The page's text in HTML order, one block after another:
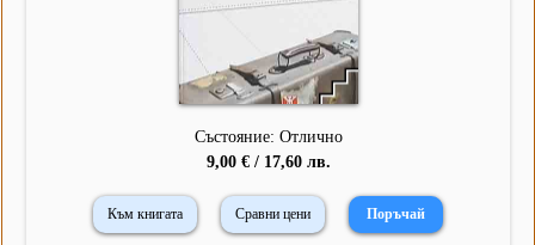
Състояние: Отлично
9,00 € / 17,60 лв.
Към книгата Сравни цени